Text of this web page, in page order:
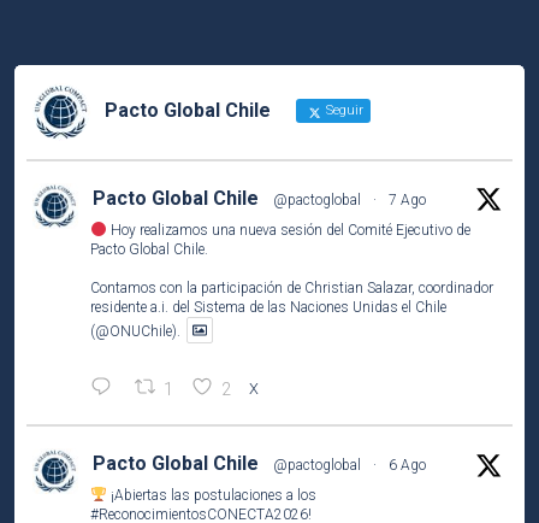
Pacto Global Chile Seguir
Pacto Global Chile @pactoglobal ·
7 Ago
Hoy realizamos una nueva sesión del Comité Ejecutivo de
Pacto Global Chile.
Contamos con la participación de Christian Salazar, coordinador
residente a.i. del Sistema de las Naciones Unidas el Chile
(@ONUChile).
1 2 X
Pacto Global Chile @pactoglobal ·
6 Ago
¡Abiertas las postulaciones a los
#ReconocimientosCONECTA2026!